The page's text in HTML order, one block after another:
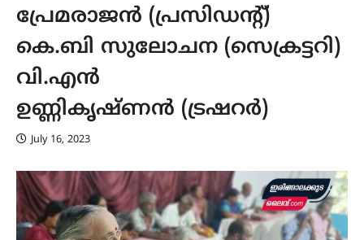
പ്രേമരാജൻ (പ്രസിഡന്റ്)
കെ.ബി സുലോചന (സെക്രട്ടറി)
വി.എൻ
ഉണ്ണികൃഷ്ണൻ (ട്രഷറർ)
July 16, 2023